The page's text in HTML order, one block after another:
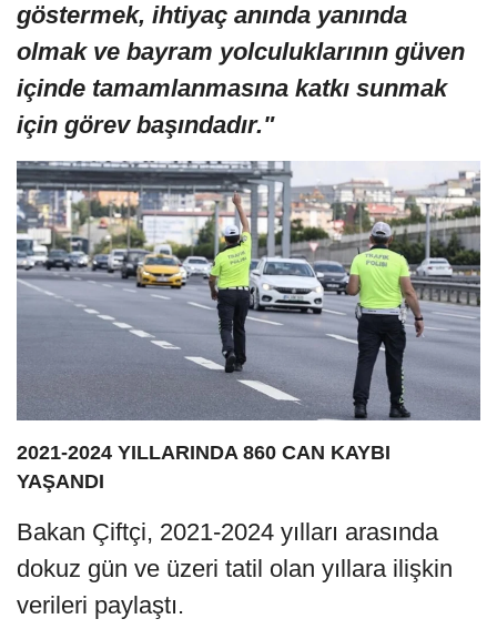
göstermek, ihtiyaç anında yanında
olmak ve bayram yolculuklarının güven
içinde tamamlanmasına katkı sunmak
için görev başındadır."
2021-2024 YILLARINDA 860 CAN KAYBI
YAŞANDI
Bakan Çiftçi, 2021-2024 yılları arasında
dokuz gün ve üzeri tatil olan yıllara ilişkin
verileri paylaştı.